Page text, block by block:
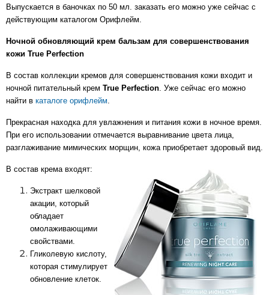
Выпускается в баночках по 50 мл. заказать его можно уже сейчас c
действующим каталогом Орифлейм.
Ночной обновляющий крем бальзам для совершенствования
кожи True Perfection
В состав коллекции кремов для совершенствования кожи входит и
ночной питательный крем True Perfection . Уже сейчас его можно
найти в каталоге орифлейм
Прекрасная находка для увлажнения и питания кожи в ночное время.
При его использовании отмечается выравнивание цвета лица,
разглаживание мимических морщин, кожа приобретает здоровый вид.
В состав крема входят:
Экстракт шелковой
акации, который
обладает
омолаживающими
свойствами.
Гликолевую кислоту,
которая стимулирует
обновление клеток.